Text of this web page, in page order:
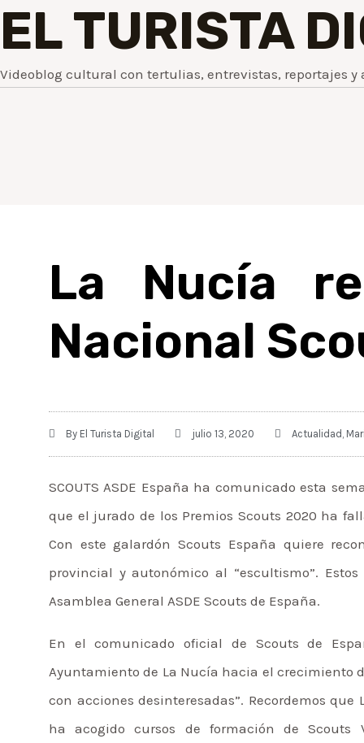
EL TURISTA
Videoblog cultural con tertulias, entrevistas, reportajes y
La Nucía
Nacional
By El Turista Digital julio 13, 2020 Actualidad
SCOUTS ASDE España ha comunicado esta
que el jurado de los Premios Scouts 2020 ha
Con este galardón Scouts España quiere
provincial y autonómico al “escultismo”.
Asamblea General ASDE Scouts de España.
En el comunicado oficial de Scouts de
Ayuntamiento de La Nucía hacia el crecimiento
con acciones desinteresadas”. Recordemos
ha acogido cursos de formación de Scouts